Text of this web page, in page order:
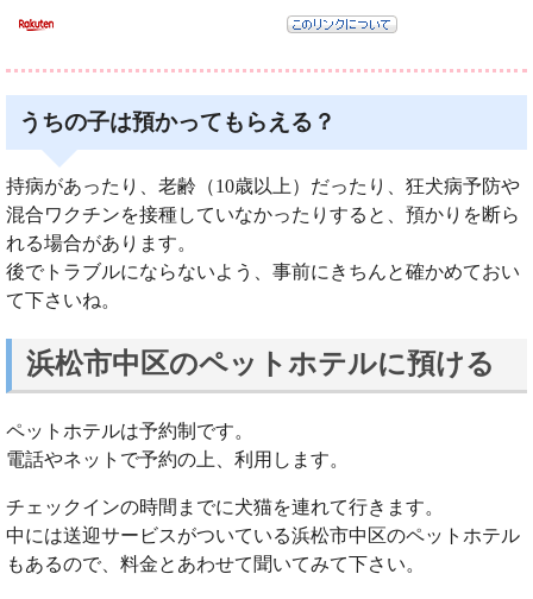
うちの子は預かってもらえる？
持病があったり、老齢（10歳以上）だったり、狂犬病予防や
混合ワクチンを接種していなかったりすると、預かりを断ら
れる場合があります。
後でトラブルにならないよう、事前にきちんと確かめておい
て下さいね。
浜松市中区のペットホテルに預ける
ペットホテルは予約制です。
電話やネットで予約の上、利用します。
チェックインの時間までに犬猫を連れて行きます。
中には送迎サービスがついている浜松市中区のペットホテル
もあるので、料金とあわせて聞いてみて下さい。